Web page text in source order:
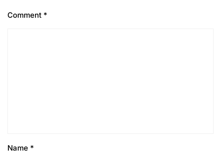
Comment *
Name *